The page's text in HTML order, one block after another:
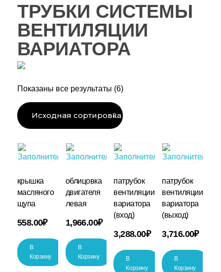
ТРУБКИ СИСТЕМЫ
ВЕНТИЛЯЦИИ
ВАРИАТОРА
Показаны все результаты (6)
крышка
масляного
щупа
558.00₽
В
Корзину
облицовка
двигателя
левая
1,966.00₽
В
Корзину
патрубок
вентиляции
вариатора
(вход)
3,288.00₽
В
Корзину
патрубок
вентиляции
вариатора
(выход)
3,716.00₽
В
Корзину